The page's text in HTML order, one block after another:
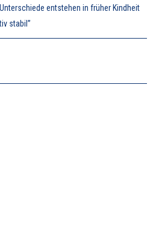
entstehen in früher Kindheit
stabil”